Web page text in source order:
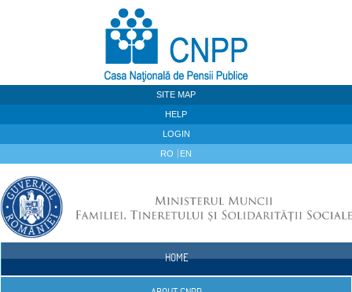
SITE MAP
HELP
LOGIN
RO EN
HOME